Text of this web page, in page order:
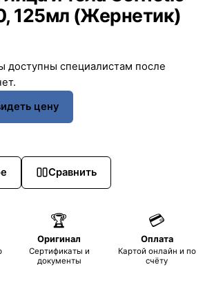
125мл (Жернетик)
доступны специалистам после
цену
Сравнить
🏆
Оригинал
Сертификаты и
документы
💳
Оплата
Картой онлайн и по
счёту